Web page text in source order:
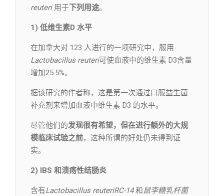
reuteri 用于下列用途。
1) 低维生素D 水平
在加拿大对 123 人进行的一项研究中，服用
Lactobacillus reuteri可使血液中的维生素 D3含量
增加25.5%。
据该研究的作者称，这是第一次通过口服益生菌
补充剂来增加血液中维生素 D3 的水平。
尽管他们的发现很有希望，但在进行额外的大规
模临床试验之前，这种所谓的好处仍未得到证
实。
2) IBS 和溃疡性结肠炎
含有Lactobacillus reuteriRC-14和鼠李糖乳杆菌